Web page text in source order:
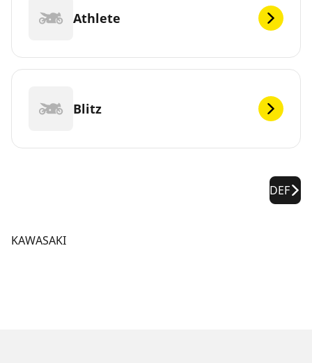
Athlete
Blitz
DEF
KAWASAKI